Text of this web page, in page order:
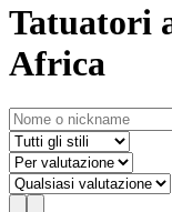
Tatuatori
Africa